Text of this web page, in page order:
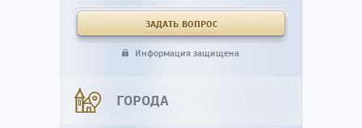
Информация защищена
ГОРОДА